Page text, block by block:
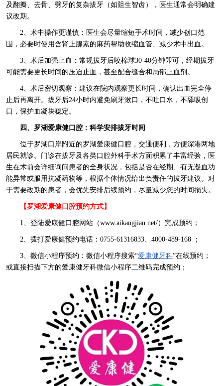
及翻瓣、去骨、劈牙的复杂拔牙（如阻生智齿），医生通常会明确建
议改期。
2、术中操作更谨慎：医生会尽量缩短手术时间，减少创口范
围，必要时使用含肾上腺素的麻药帮助收缩血管、减少术中出血。
3、术后加强止血：常规拔牙后咬棉球30-40分钟即可，经期拔牙
可能需要更长时间的压迫止血，甚至配合缝合和局部止血剂。
4、术后密切观察：建议在院内观察更长时间，确认出血完全停
止后再离开。拔牙后24小时内避免刷牙漱口，不吐口水，不舔吸创
口，保护血凝块稳定。
四、罗湖爱康健口腔：科学安排拔牙时间
位于罗湖口岸附近的罗湖爱康健口腔，交通便利，方便深港两地
居民就诊。门诊在拔牙及各类口腔外科手术方面积累了丰富经验，医
生在术前会详细询问患者的全身状况，包括是否在经期、有无凝血功
能异常或服用抗凝药物等，根据个体情况给出负责任的拔牙建议。对
于需要改期的患者，会优先安排后续预约，尽量减少您的时间损失。
【罗湖爱康健口腔预约方式】
1、登陆爱康健口腔网站（www.aikangjian.net/）完成预约；
2、拨打爱康健预约电话：0755-61316833、4000-489-168 ；
3、微信小程序预约：微信小程序搜索“爱康健牙科”在线预约；
或直接扫描下方的爱康健牙科微信小程序二维码完成预约；